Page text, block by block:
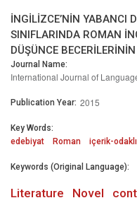
İNGİLİZCE’NİN YABANCI
SINIFLARINDA ROMAN
DÜŞÜNCE
Journal Name:
International Journal of
Publication Year: 2015
Key Words:
edebiyat
Roman içerik-
Keywords (Original Language):
Literature Novel